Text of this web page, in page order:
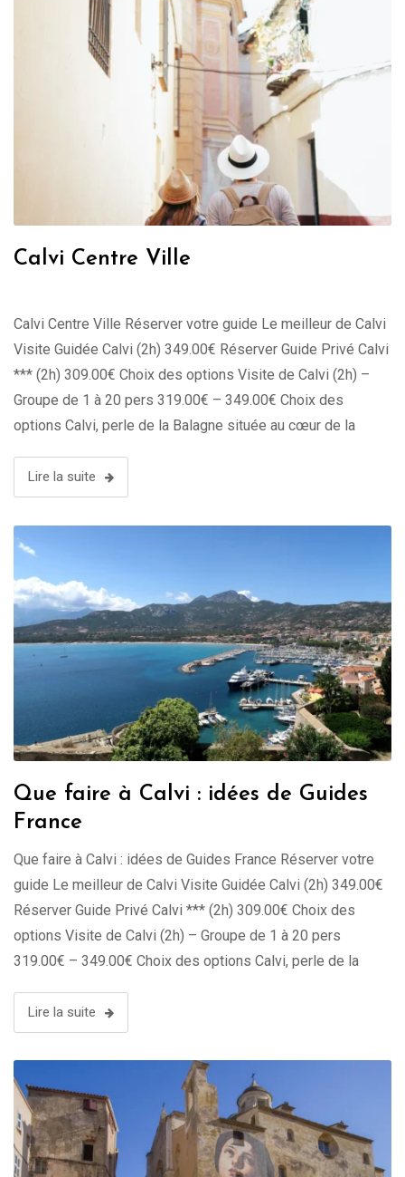
Calvi Centre Ville
Calvi Centre Ville Réserver votre guide Le meilleur de Calvi
Visite Guidée Calvi (2h) 349.00€ Réserver Guide Privé Calvi
*** (2h) 309.00€ Choix des options Visite de Calvi (2h) –
Groupe de 1 à 20 pers 319.00€ – 349.00€ Choix des
options Calvi, perle de la Balagne située au cœur de la
Lire la suite
Que faire à Calvi : idées de Guides
France
Que faire à Calvi : idées de Guides France Réserver votre
guide Le meilleur de Calvi Visite Guidée Calvi (2h) 349.00€
Réserver Guide Privé Calvi *** (2h) 309.00€ Choix des
options Visite de Calvi (2h) – Groupe de 1 à 20 pers
319.00€ – 349.00€ Choix des options Calvi, perle de la
Lire la suite